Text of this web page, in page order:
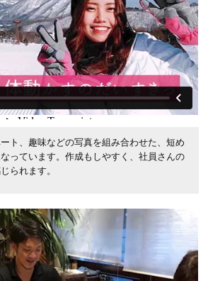
ト、趣味などの写真を組み合わせた、短め
っています。作成もしやすく、社員さんの
られます。